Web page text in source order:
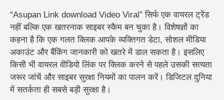
“Asupan Link download Video Viral” सिर्फ एक वायरल ट्रेंड
नहीं बल्कि एक खतरनाक साइबर स्कैम बन चुका है। विशेषज्ञों का
कहना है कि एक गलत क्लिक आपके व्यक्तिगत डेटा, सोशल मीडिया
अकाउंट और बैंकिंग जानकारी को खतरे में डाल सकता है। इसलिए
किसी भी वायरल वीडियो लिंक पर क्लिक करने से पहले उसकी सत्यता
जरूर जांचें और साइबर सुरक्षा नियमों का पालन करें।डिजिटल दुनिया
में सतर्कता ही सबसे बड़ी सुरक्षा है।